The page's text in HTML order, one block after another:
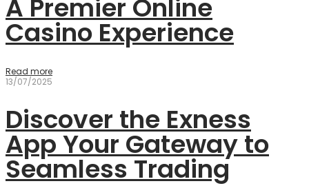
A Premier Online
Casino Experience
Read more
13/07/2025
Discover the Exness
App Your Gateway to
Seamless Trading